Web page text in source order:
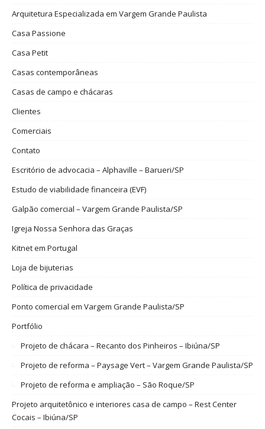
Arquitetura Especializada em Vargem Grande Paulista
Casa Passione
Casa Petit
Casas contemporâneas
Casas de campo e chácaras
Clientes
Comerciais
Contato
Escritório de advocacia – Alphaville – Barueri/SP
Estudo de viabilidade financeira (EVF)
Galpão comercial – Vargem Grande Paulista/SP
Igreja Nossa Senhora das Graças
Kitnet em Portugal
Loja de bijuterias
Política de privacidade
Ponto comercial em Vargem Grande Paulista/SP
Portfólio
Projeto de chácara – Recanto dos Pinheiros – Ibiúna/SP
Projeto de reforma – Paysage Vert – Vargem Grande Paulista/SP
Projeto de reforma e ampliação – São Roque/SP
Projeto arquitetônico e interiores casa de campo – Rest Center
Cocais – Ibiúna/SP